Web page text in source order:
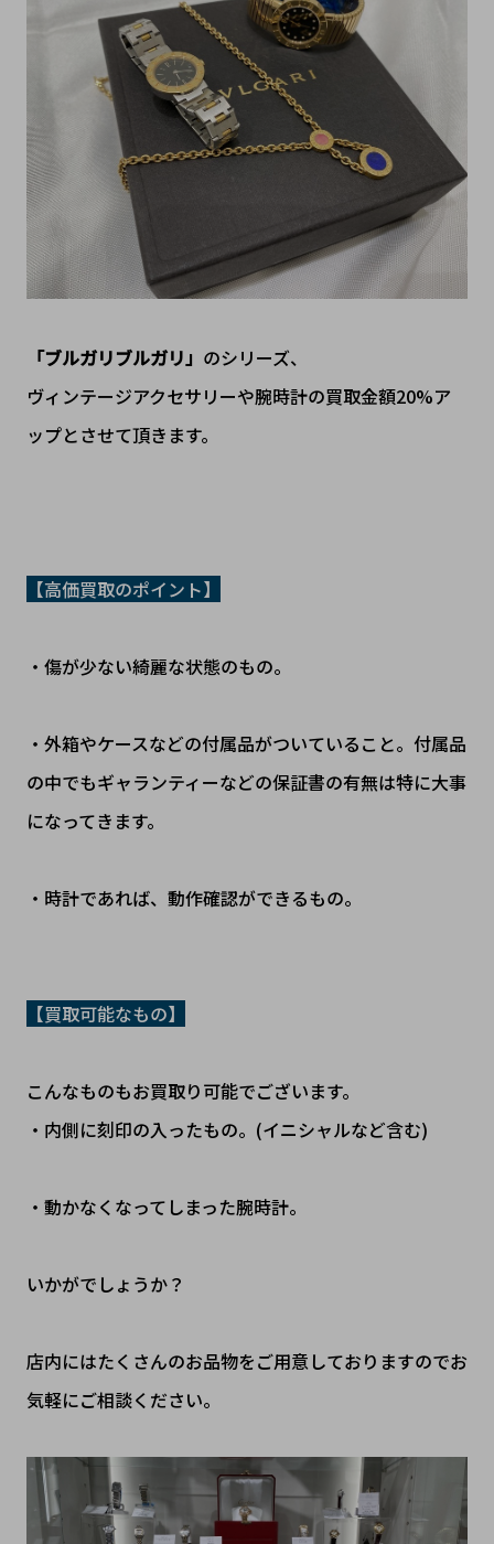
「ブルガリブルガリ」 のシリーズ、
ヴィンテージアクセサリーや腕時計の買取金額20%ア
ップとさせて頂きます。
【高価買取のポイント】
・傷が少ない綺麗な状態のもの。
・外箱やケースなどの付属品がついていること。付属品
の中でもギャランティーなどの保証書の有無は特に大事
になってきます。
・時計であれば、動作確認ができるもの。
【買取可能なもの】
こんなものもお買取り可能でございます。
・内側に刻印の入ったもの。(イニシャルなど含む)
・動かなくなってしまった腕時計。
​いかがでしょうか？
店内にはたくさんのお品物をご用意しておりますのでお
気軽にご相談ください。